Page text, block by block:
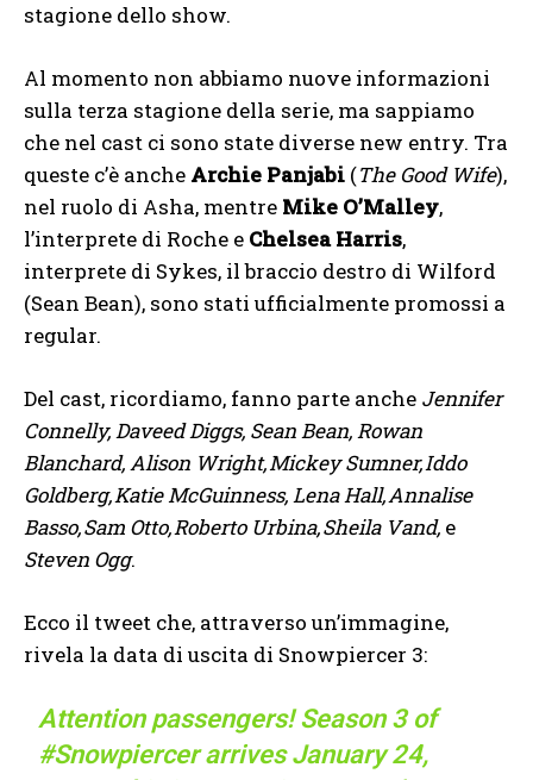
stagione dello show.
Al momento non abbiamo nuove informazioni
sulla terza stagione della serie, ma sappiamo
che nel cast ci sono state diverse new entry. Tra
queste c’è anche Archie Panjabi (The Good Wife),
nel ruolo di Asha, mentre Mike O’Malley,
l’interprete di Roche e Chelsea Harris,
interprete di Sykes, il braccio destro di Wilford
(Sean Bean), sono stati ufficialmente promossi a
regular.
Del cast, ricordiamo, fanno parte anche Jennifer
Connelly, Daveed Diggs, Sean Bean, Rowan
Blanchard, Alison Wright, Mickey Sumner, Iddo
Goldberg, Katie McGuinness, Lena Hall, Annalise
Basso, Sam Otto, Roberto Urbina, Sheila Vand, e
Steven Ogg.
Ecco il tweet che, attraverso un’immagine,
rivela la data di uscita di Snowpiercer 3:
Attention passengers! Season 3 of
#Snowpiercerarrives January 24,